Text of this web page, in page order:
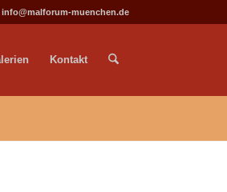
info@malforum-muenchen.de
Kontakt